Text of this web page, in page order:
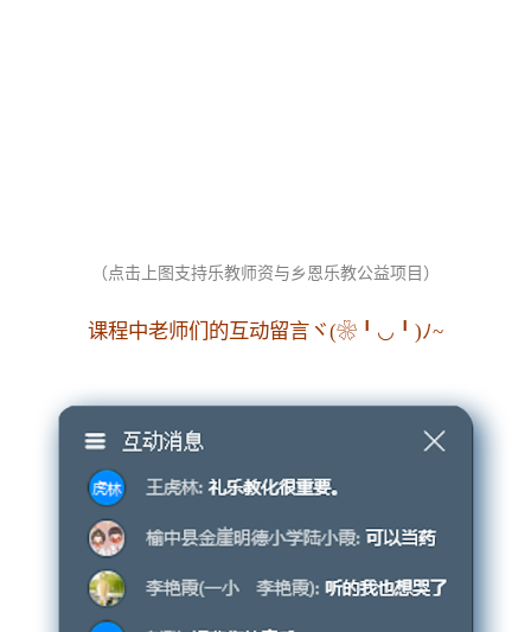
（点击上图支持乐教师资与乡恩乐教公益项目）
课程中老师们的互动留言ヾ(❀╹◡╹)ﾉ~